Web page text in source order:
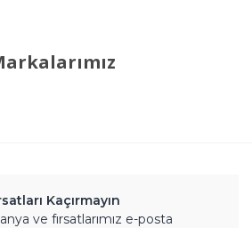
Kaçırmayın
ve fırsatlarımız e-posta